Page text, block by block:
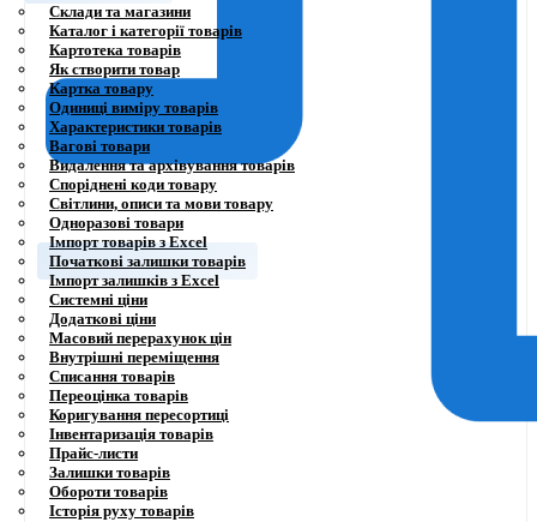
Склади та магазини
Каталог і категорії товарів
Картотека товарів
Як створити товар
Картка товару
Одиниці виміру товарів
Характеристики товарів
Вагові товари
Видалення та архівування товарів
Споріднені коди товару
Світлини, описи та мови товару
Одноразові товари
Імпорт товарів з Excel
Початкові залишки товарів
Імпорт залишків з Excel
Системні ціни
Додаткові ціни
Масовий перерахунок цін
Внутрішні переміщення
Списання товарів
Переоцінка товарів
Коригування пересортиці
Інвентаризація товарів
Прайс-листи
Залишки товарів
Обороти товарів
Історія руху товарів